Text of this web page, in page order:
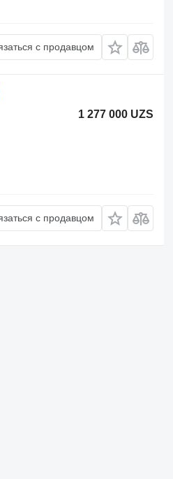
с продавцом
1 277 000 UZS
с продавцом